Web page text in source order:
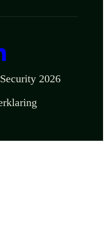
2026